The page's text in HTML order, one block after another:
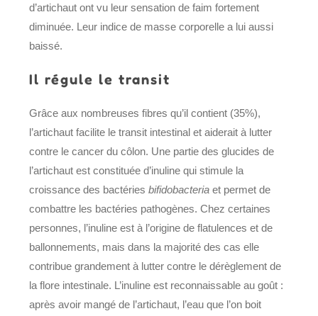
d’artichaut ont vu leur sensation de faim fortement
diminuée. Leur indice de masse corporelle a lui aussi
baissé.
Il régule le transit
Grâce aux nombreuses fibres qu’il contient (35%),
l’artichaut facilite le transit intestinal et aiderait à lutter
contre le cancer du côlon. Une partie des glucides de
l’artichaut est constituée d’inuline qui stimule la
croissance des bactériesbifidobacteria et permet de
combattre les bactéries pathogènes. Chez certaines
personnes, l’inuline est à l’origine de flatulences et de
ballonnements, mais dans la majorité des cas elle
contribue grandement à lutter contre le dérèglement de
la flore intestinale. L’inuline est reconnaissable au goût :
après avoir mangé de l’artichaut, l’eau que l’on boit